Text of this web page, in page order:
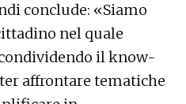
conclude: «Siamo
nel quale
il know-
affrontare tematiche